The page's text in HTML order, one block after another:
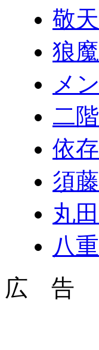
敬
狼
メ
二
依
須
丸
八
広 告